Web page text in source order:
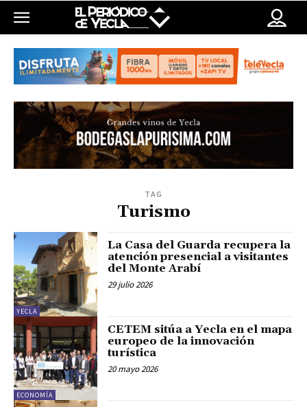
TAG
Turismo
YECLA
La Casa del Guarda recupera la
atención presencial a visitantes
del Monte Arabí
29 julio 2026
ECONOMÍA
CETEM sitúa a Yecla en el mapa
europeo de la innovación
turística
20 mayo 2026